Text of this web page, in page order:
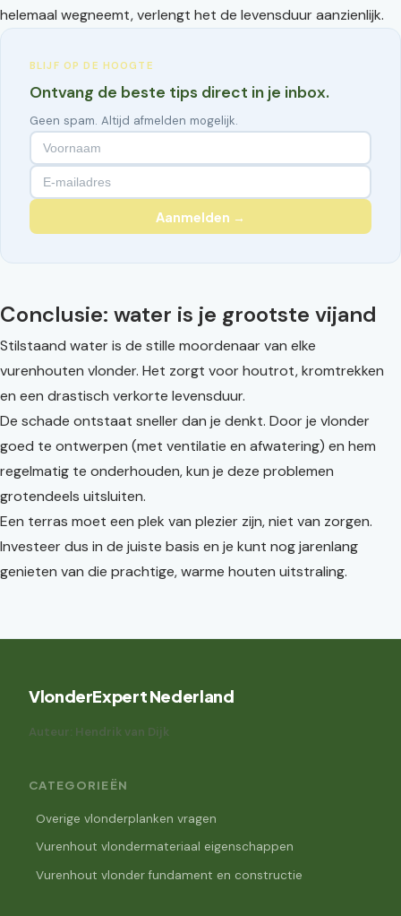
helemaal wegneemt, verlengt het de levensduur aanzienlijk.
BLIJF OP DE HOOGTE
Ontvang de beste tips direct in je inbox.
Geen spam. Altijd afmelden mogelijk.
Aanmelden →
Conclusie: water is je grootste vijand
Stilstaand water is de stille moordenaar van elke
vurenhouten vlonder. Het zorgt voor houtrot, kromtrekken
en een drastisch verkorte levensduur.
De schade ontstaat sneller dan je denkt. Door je vlonder
goed te ontwerpen (met ventilatie en afwatering) en hem
regelmatig te onderhouden, kun je deze problemen
grotendeels uitsluiten.
Een terras moet een plek van plezier zijn, niet van zorgen.
Investeer dus in de juiste basis en je kunt nog jarenlang
genieten van die prachtige, warme houten uitstraling.
VlonderExpert Nederland
Auteur: Hendrik van Dijk
CATEGORIEËN
Overige vlonderplanken vragen
Vurenhout vlondermateriaal eigenschappen
Vurenhout vlonder fundament en constructie